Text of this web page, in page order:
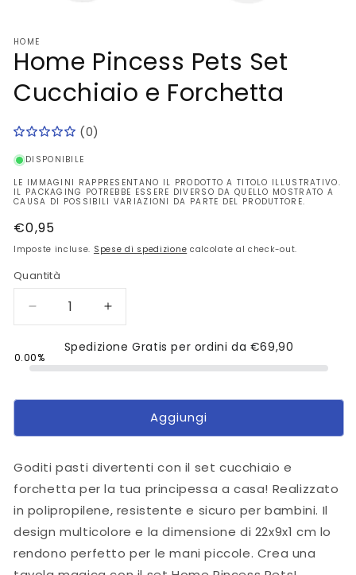
multimediali
1
in
modale
HOME
Home Pincess Pets Set
Cucchiaio e Forchetta
(0)
DISPONIBILE
LE IMMAGINI RAPPRESENTANO IL PRODOTTO A TITOLO ILLUSTRATIVO.
IL PACKAGING POTREBBE ESSERE DIVERSO DA QUELLO MOSTRATO A
CAUSA DI POSSIBILI VARIAZIONI DA PARTE DEL PRODUTTORE.
Prezzo
di
€0,95
Imposte incluse. Spese di spedizione calcolate al check-out.
Quantità
Diminuisci
quantità
Home
Pets
Forchetta
Aumenta
quantità
per
Home
Pets
Cucchiaio
Forchetta
Spedizione Gratis per ordini da €69,90
0.00%
Aggiungi
Goditi pasti divertenti con il set cucchiaio e
forchetta per la tua principessa a casa! Realizzato
in polipropilene, resistente e sicuro per bambini. Il
design multicolore e la dimensione di 22x9x1 cm lo
rendono perfetto per le mani piccole. Crea una